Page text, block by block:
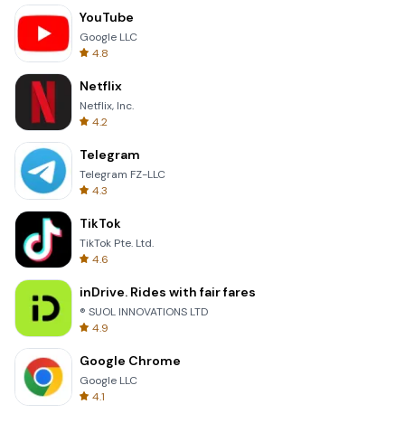
YouTube
Google LLC
4.8
Netflix
Netflix, Inc.
4.2
Telegram
Telegram FZ-LLC
4.3
TikTok
TikTok Pte. Ltd.
4.6
inDrive. Rides with fair fares
® SUOL INNOVATIONS LTD
4.9
Google Chrome
Google LLC
4.1